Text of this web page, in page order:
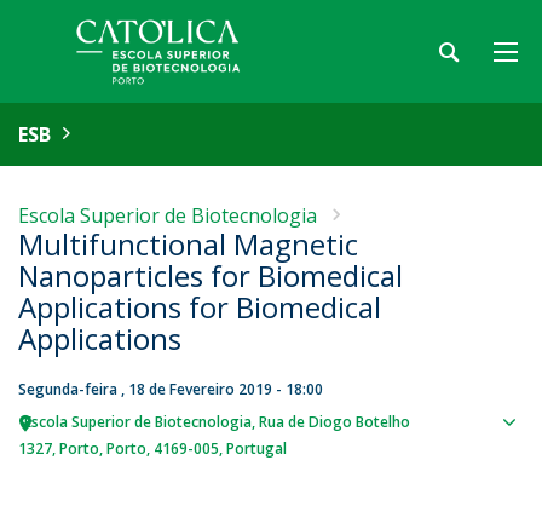
ESB
Escola Superior de Biotecnologia
Multifunctional Magnetic
Nanoparticles for Biomedical
Applications for Biomedical
Applications
Segunda-feira , 18 de Fevereiro 2019 - 18:00
Escola Superior de Biotecnologia Rua de Diogo Botelho
1327 Porto Porto 4169-005 Portugal